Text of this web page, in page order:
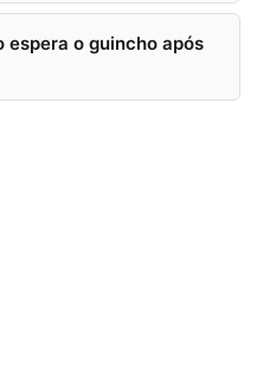
espera o guincho após